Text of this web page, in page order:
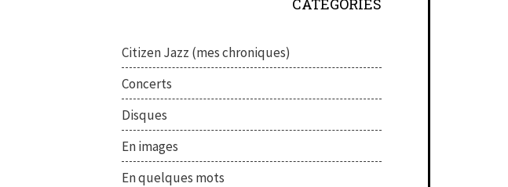
CATÉGORIES
Citizen Jazz (mes chroniques)
Concerts
Disques
En images
En quelques mots